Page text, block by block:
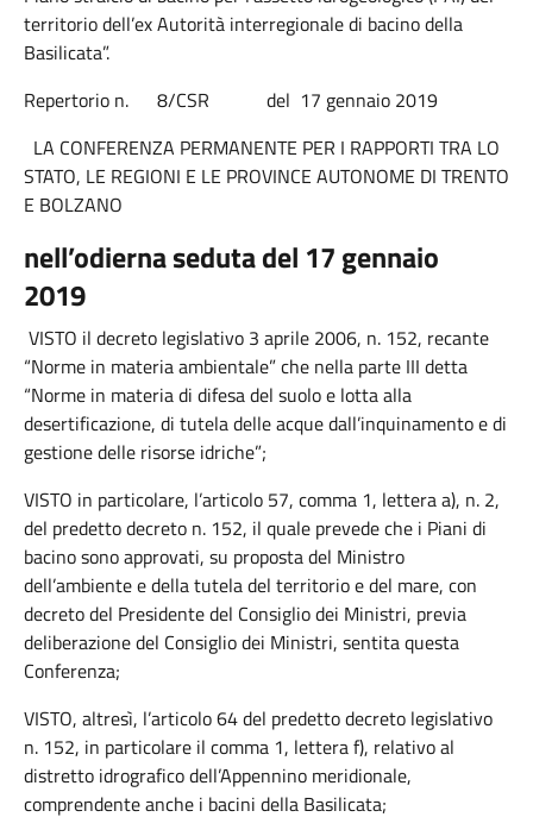
territorio dell’ex Autorità interregionale di bacino della
Basilicata”.
Repertorio n. 8/CSR del 17 gennaio 2019
LA CONFERENZA PERMANENTE PER I RAPPORTI TRA LO
STATO, LE REGIONI E LE PROVINCE AUTONOME DI TRENTO
E BOLZANO
nell’odierna seduta del 17 gennaio
2019
VISTO il decreto legislativo 3 aprile 2006, n. 152, recante
“Norme in materia ambientale” che nella parte III detta
“Norme in materia di difesa del suolo e lotta alla
desertificazione, di tutela delle acque dall’inquinamento e di
gestione delle risorse idriche”;
VISTO in particolare, l’articolo 57, comma 1, lettera a), n. 2,
del predetto decreto n. 152, il quale prevede che i Piani di
bacino sono approvati, su proposta del Ministro
dell’ambiente e della tutela del territorio e del mare, con
decreto del Presidente del Consiglio dei Ministri, previa
deliberazione del Consiglio dei Ministri, sentita questa
Conferenza;
VISTO, altresì, l’articolo 64 del predetto decreto legislativo
n. 152, in particolare il comma 1, lettera f), relativo al
distretto idrografico dell’Appennino meridionale,
comprendente anche i bacini della Basilicata;